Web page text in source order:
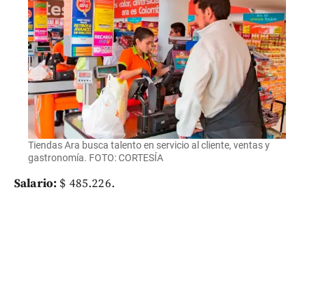
Tiendas Ara busca talento en servicio al cliente, ventas y
gastronomía. FOTO: CORTESÍA
Salario: $ 485.226.